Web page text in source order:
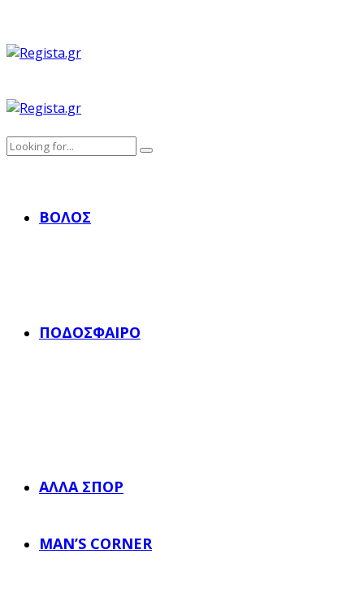
ΒΌΛΟΣ
ΠΟΔΌΣΦΑΙΡΟ
ΆΛΛΑ ΣΠΟΡ
MAN’S CORNER